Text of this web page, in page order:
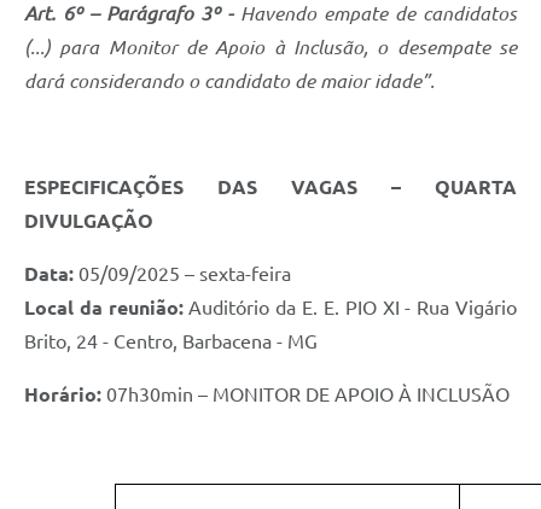
Art. 6º – Parágrafo 3º - Havendo empate de candidatos
(...) para Monitor de Apoio à Inclusão, o desempate se
dará considerando o candidato de maior idade”.
ESPECIFICAÇÕES DAS VAGAS – QUARTA
DIVULGAÇÃO
Data: 05/09/2025 – sexta-feira
Local da reunião:Auditório da E. E. PIO XI - Rua Vigário
Brito, 24 - Centro, Barbacena - MG
Horário: 07h30min – MONITOR DE APOIO À INCLUSÃO